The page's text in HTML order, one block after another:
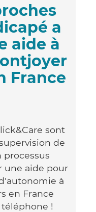
a
aide à
France
sont
de
processus
une aide pour
à
en France
!